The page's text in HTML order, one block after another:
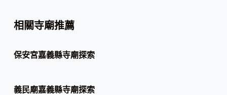
相關寺廟推薦
保安宮嘉義縣寺廟探索
義民廟嘉義縣寺廟探索